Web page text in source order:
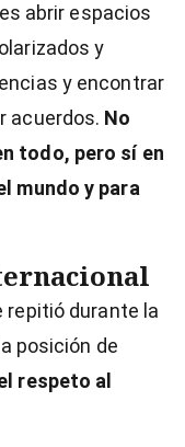
abrir espacios
y
y encontrar
acuerdos. No
todo, pero sí en
mundo y para
repitió durante la
posición de
respeto al